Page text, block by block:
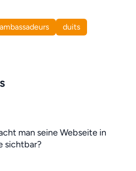
duits
man seine Webseite in
sichtbar?